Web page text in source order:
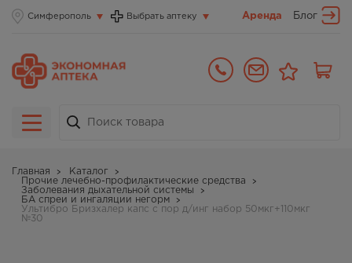
Симферополь Выбрать аптеку Аренда Блог
Главная
Каталог
Прочие лечебно-профилактические средства
Заболевания дыхательной системы
БА спреи и ингаляции негорм
Ультибро Бризхалер капс с пор д/инг набор 50мкг+110мкг
№30